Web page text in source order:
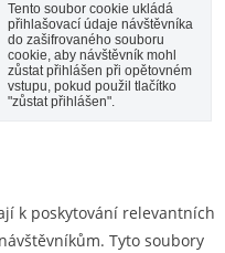
Tento soubor cookie ukládá
přihlašovací údaje návštěvníka
do zašifrovaného souboru
cookie, aby návštěvník mohl
zůstat přihlášen při opětovném
vstupu, pokud použil tlačítko
"zůstat přihlášen".
k poskytování relevantních
Tyto soubory